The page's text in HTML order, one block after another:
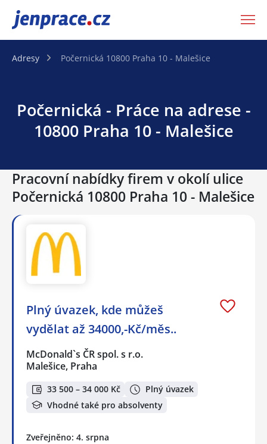
JenPráce.cz
Adresy Počernická 10800 Praha 10 - Malešice
Počernická - Práce na adrese -
10800 Praha 10 - Malešice
Pracovní nabídky firem v okolí ulice
Počernická 10800 Praha 10 - Malešice
Plný úvazek, kde můžeš
vydělat až 34000,-Kč/měs..
McDonald`s ČR spol. s r.o.
Malešice, Praha
33 500 – 34 000 Kč
Plný úvazek
Vhodné také pro absolventy
Zveřejněno: 4. srpna